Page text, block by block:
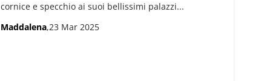
cornice e specchio ai suoi bellissimi palazzi...
Maddalena,23 Mar 2025